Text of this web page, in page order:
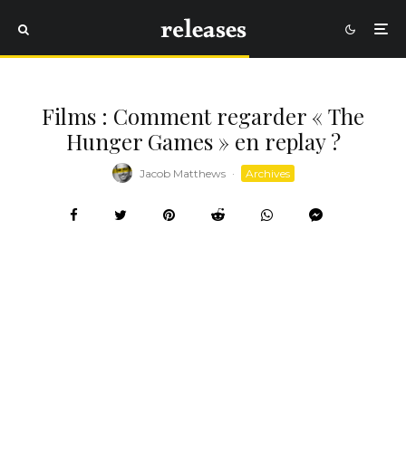
Films : Comment regarder « The
Hunger Games » en replay ?
Jacob Matthews · Archives